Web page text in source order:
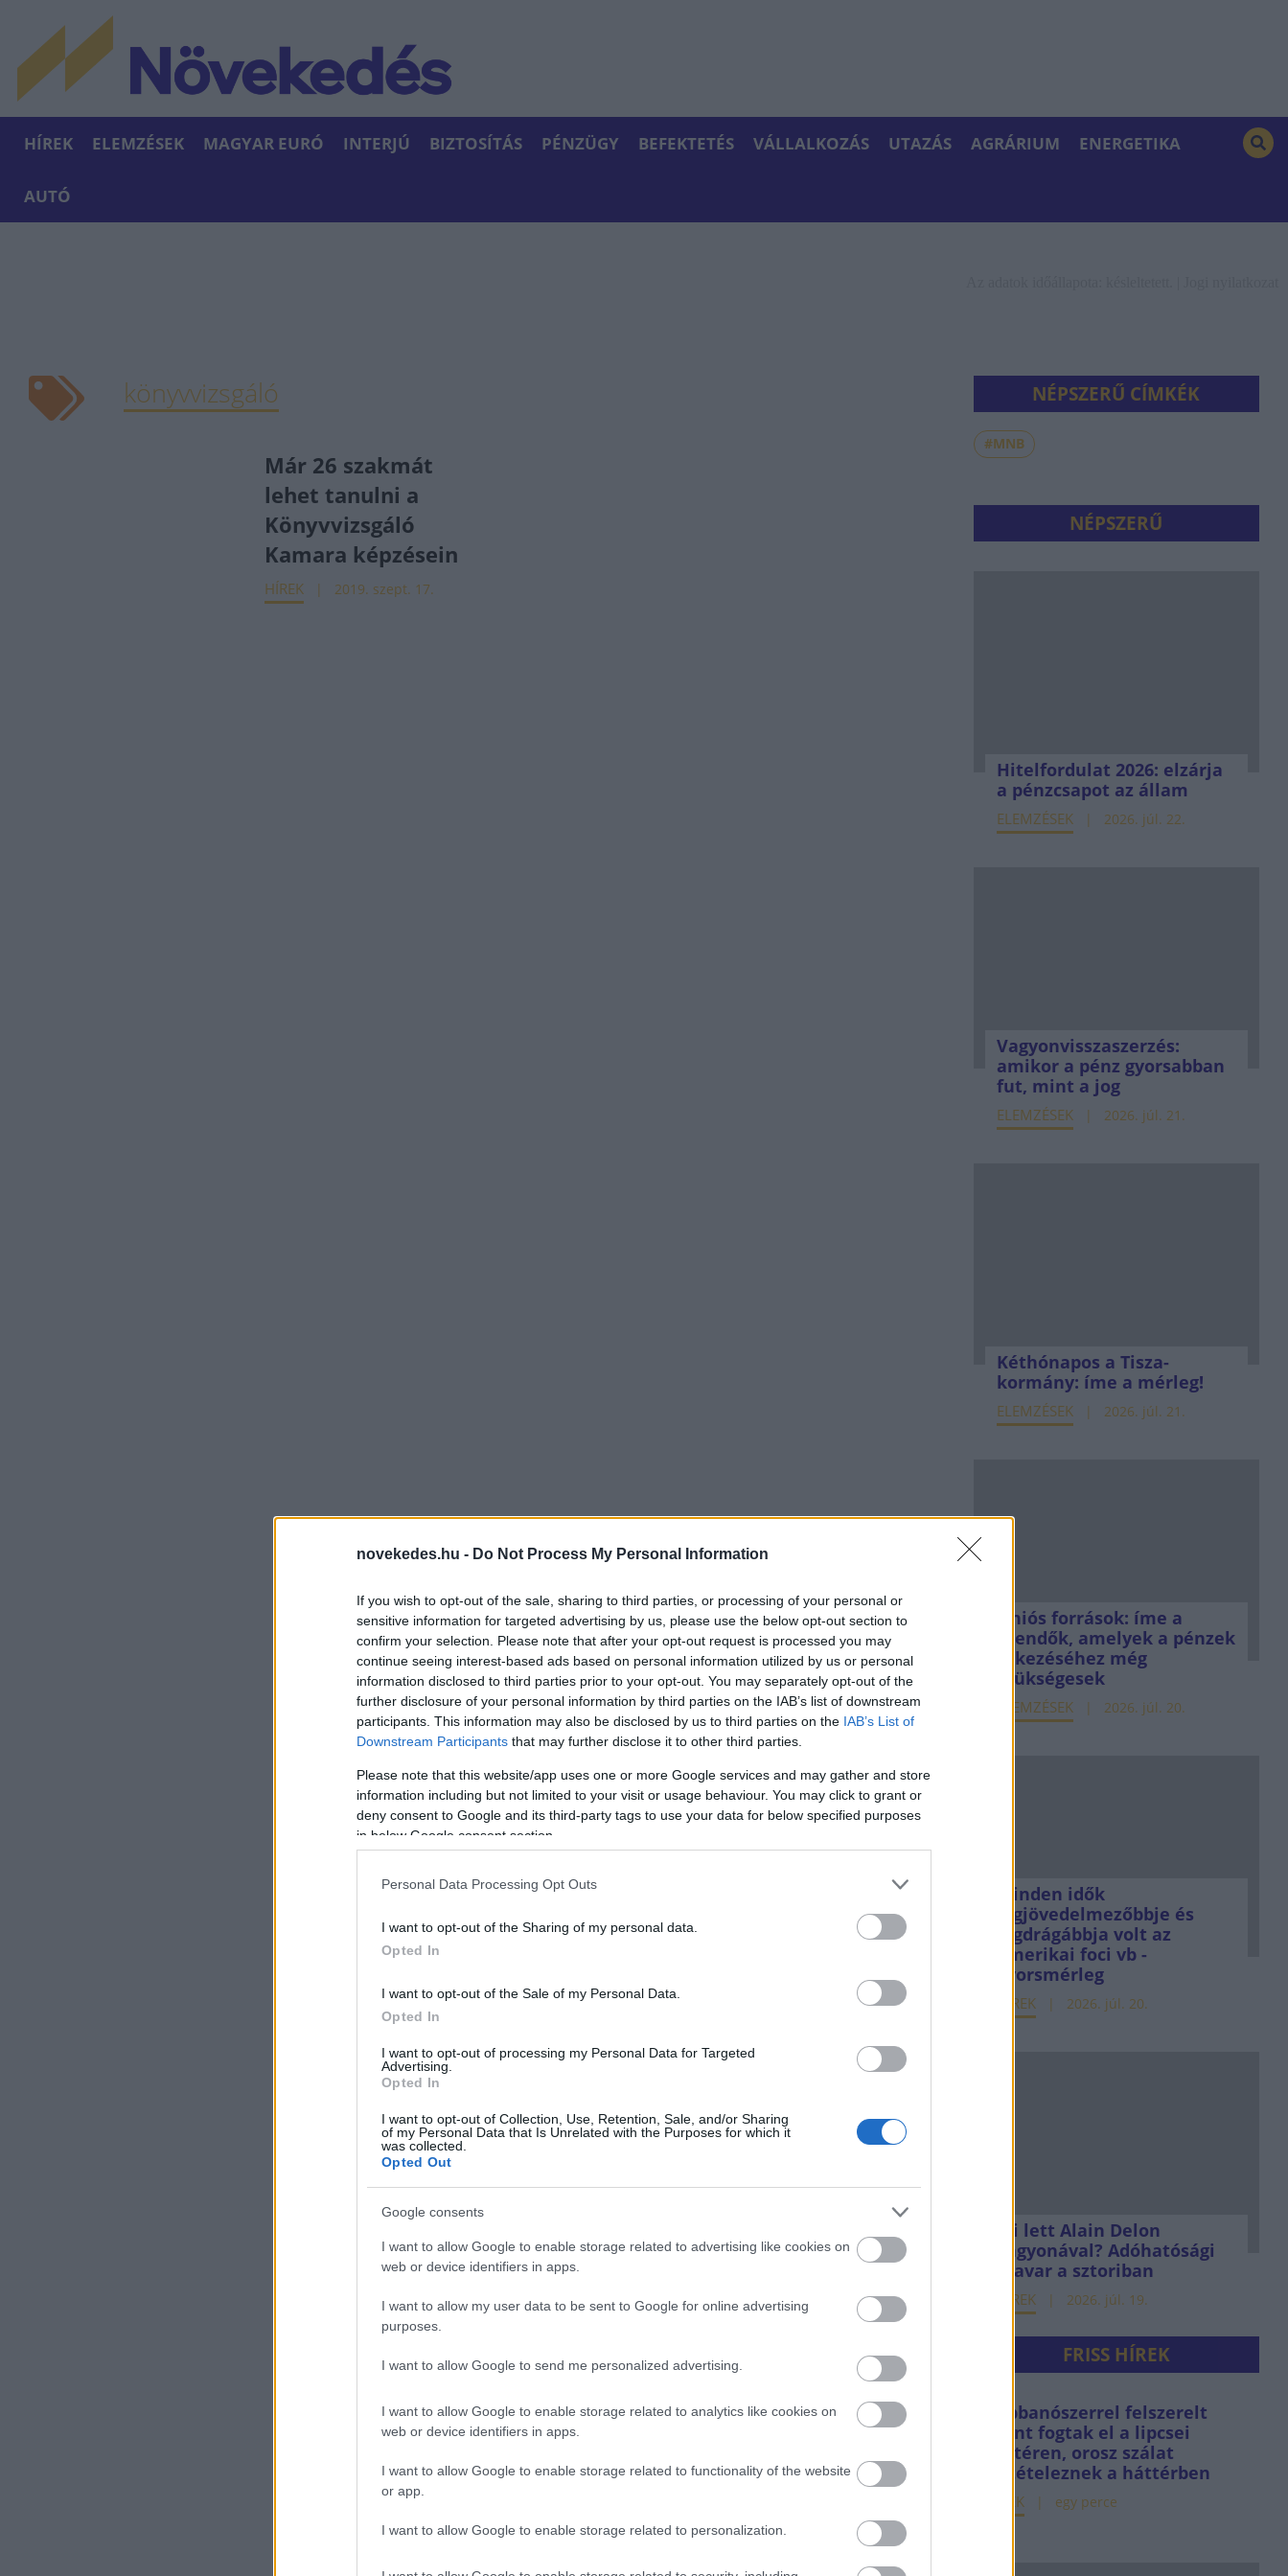
novekedes.hu - Do Not Process My Personal Information
If you wish to opt-out of the sale, sharing to third parties, or processing of your personal or
sensitive information for targeted advertising by us, please use the below opt-out section to
confirm your selection. Please note that after your opt-out request is processed you may
continue seeing interest-based ads based on personal information utilized by us or personal
information disclosed to third parties prior to your opt-out. You may separately opt-out of the
further disclosure of your personal information by third parties on the IAB’s list of downstream
participants. This information may also be disclosed by us to third parties on the IAB’s List of
Downstream Participants that may further disclose it to other third parties.
Please note that this website/app uses one or more Google services and may gather and store
information including but not limited to your visit or usage behaviour. You may click to grant or
deny consent to Google and its third-party tags to use your data for below specified purposes
in below Google consent section.
Personal Data Processing Opt Outs
I want to opt-out of the Sharing of my personal data.
Opted In
I want to opt-out of the Sale of my Personal Data.
Opted In
I want to opt-out of processing my Personal Data for Targeted
Advertising.
Opted In
I want to opt-out of Collection, Use, Retention, Sale, and/or Sharing
of my Personal Data that Is Unrelated with the Purposes for which it
was collected.
Opted Out
Google consents
I want to allow Google to enable storage related to advertising like cookies on
web or device identifiers in apps.
I want to allow my user data to be sent to Google for online advertising
purposes.
I want to allow Google to send me personalized advertising.
I want to allow Google to enable storage related to analytics like cookies on
web or device identifiers in apps.
I want to allow Google to enable storage related to functionality of the website
or app.
I want to allow Google to enable storage related to personalization.
HÍREK ELEMZÉSEK MAGYAR EURÓ INTERJÚ BIZTOSÍTÁS PÉNZÜGY BEFEKTETÉS VÁLLALKOZÁS UTAZÁS AGRÁRIUM ENERGETIKA
AUTÓ
könyvvizsgáló
Már 26 szakmát
lehet tanulni a
Könyvvizsgáló
Kamara képzésein
HÍREK 2019. szept. 17.
NÉPSZERŰ CÍMKÉK
#MNB
NÉPSZERŰ
Hitelfordulat 2026: elzárja
a pénzcsapot az állam
ELEMZÉSEK 2026. júl. 22.
Vagyonvisszaszerzés:
amikor a pénz gyorsabban
fut, mint a jog
ELEMZÉSEK 2026. júl. 21.
Kéthónapos a Tisza-
kormány: íme a mérleg!
ELEMZÉSEK 2026. júl. 21.
Uniós források: íme a
teendők, amelyek a pénzek
érkezéséhez még
szükségesek
ELEMZÉSEK 2026. júl. 20.
Minden idők
legjövedelmezőbbje és
legdrágábbja volt az
amerikai foci vb -
gyorsmérleg
HÍREK 2026. júl. 20.
Mi lett Alain Delon
vagyonával? Adóhatósági
csavar a sztoriban
HÍREK 2026. júl. 19.
FRISS HÍREK
Robbanószerrel felszerelt
drónt fogtak el a lipcsei
reptéren, orosz szálat
feltételeznek a háttérben
HÍREK egy perce